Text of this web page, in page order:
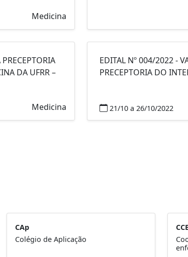
Medicina
DA UFRR –
Medicina
EDITAL Nº 004/2022 -
PRECEPTORIA DO
21/10 a 26/10/2022
CAp
Colégio de Aplicação